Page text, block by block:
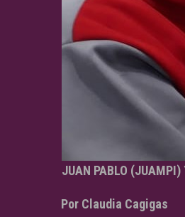
JUAN PABLO (JUAMPI)
Por Claudia Cagigas